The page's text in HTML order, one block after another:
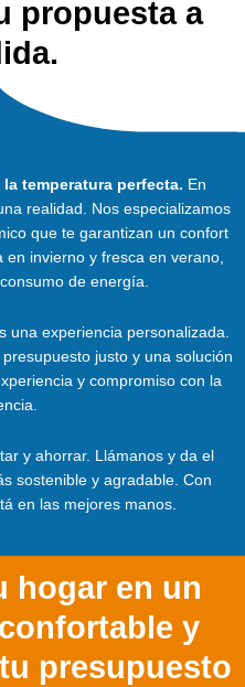
propuesta a
temperatura perfecta. En
realidad. Nos especializamos
que te garantizan un confort
invierno y fresca en verano,
de energía.
una experiencia personalizada.
justo y una solución
y compromiso con la
y ahorrar. Llámanos y da el
sostenible y agradable. Con
en las mejores manos.
hogar en un
y
presupuesto